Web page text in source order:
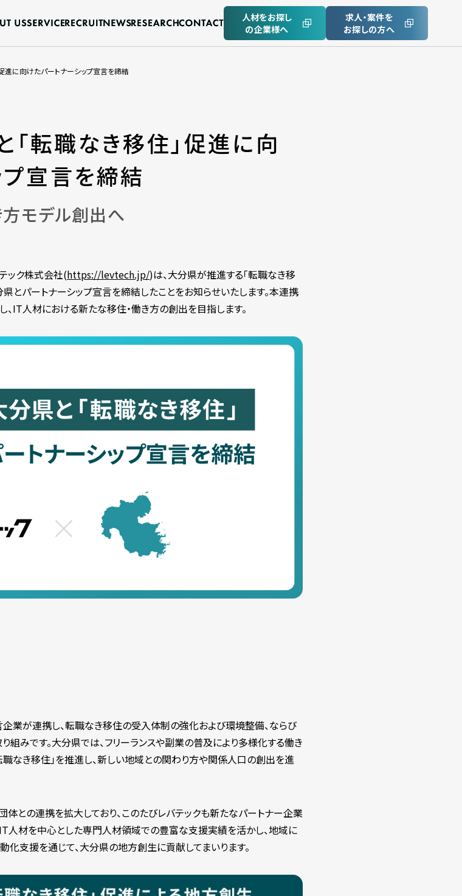
人材をお探し
の企業様へ
求人・案件を
お探しの方へ
進に向けたパートナーシップ宣言を締結
「転職なき移住」促進に向
宣言を締結
モデル創出へ
ック株式会社(https://levtech.jp/)は、大分県が推進する「転職なき移
とパートナーシップ宣言を締結したことをお知らせいたします。本連携
IT人材における新たな移住・働き方の創出を目指します。
業が連携し、転職なき移住の受入体制の強化および環境整備、ならび
みです。大分県では、フリーランスや副業の普及により多様化する働き
なき移住」を推進し、新しい地域との関わり方や関係人口の創出を進
体との連携を拡大しており、このたびレバテックも新たなパートナー企業
IT人材を中心とした専門人材領域での豊富な支援実績を活かし、地域に
支援を通じて、大分県の地方創生に貢献してまいります。